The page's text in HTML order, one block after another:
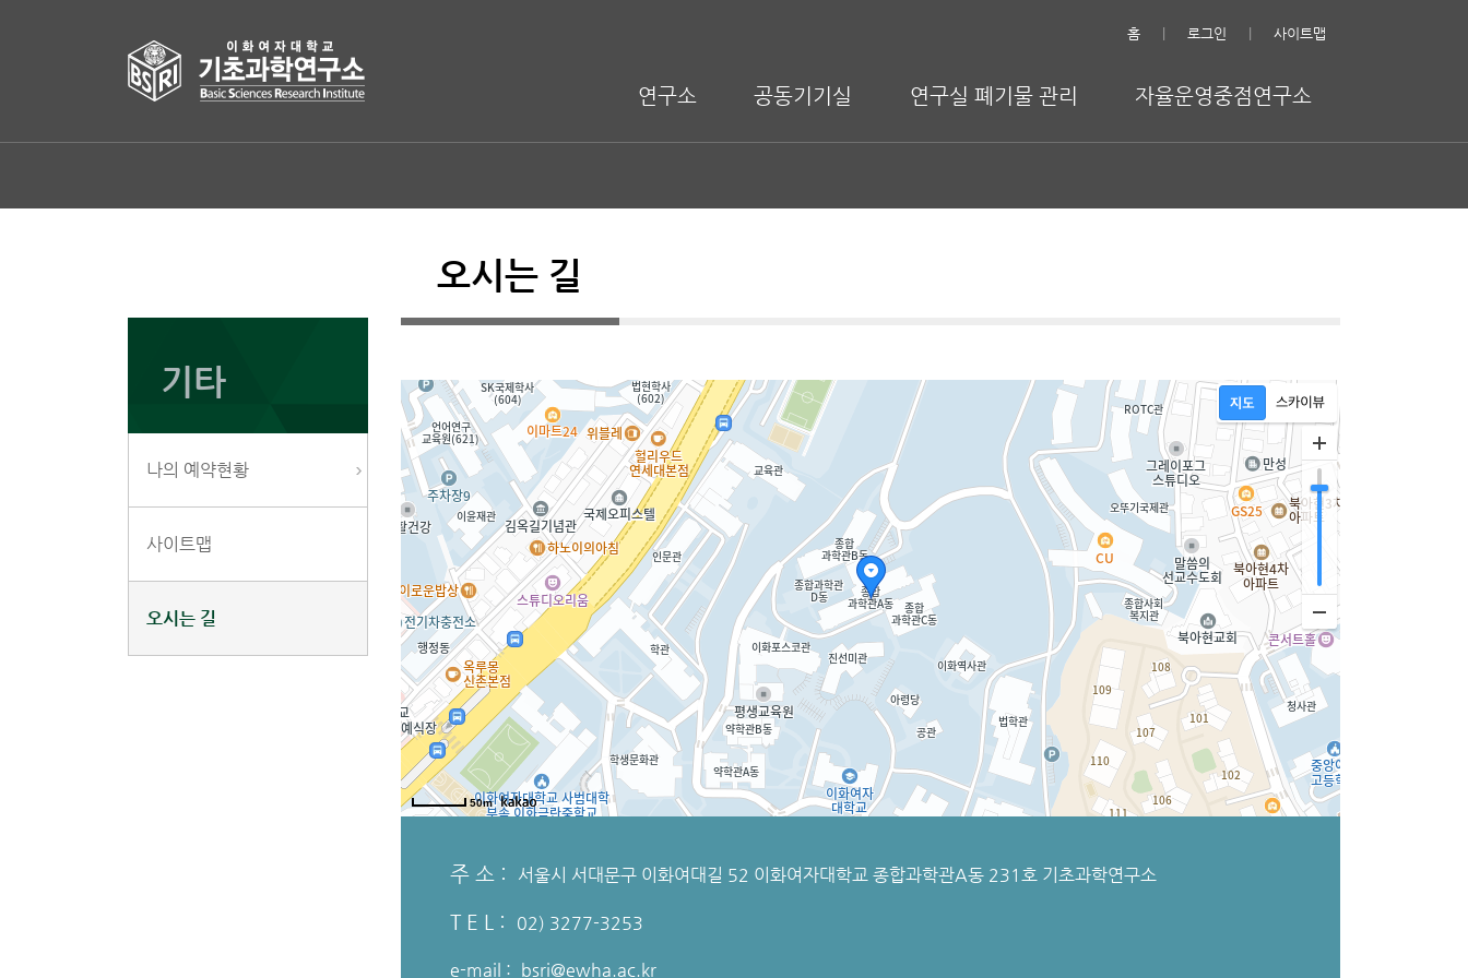
홈 로그인 사이트맵
연구소 공동기기실 연구실 폐기물 관리 자율운영중점연구소
기타
나의 예약현황
사이트맵
오시는 길
오시는 길
주 소 : 서울시 서대문구 이화여대길 52 이화여자대학교 종합과학관A동 231호 기초과학연구소
T E L : 02) 3277-3253
e-mail : bsri@ewha.ac.kr